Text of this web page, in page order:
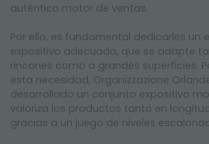
auténtico motor de ventas.
Por ello, es fundamental dedicarles un
expositivo adecuado, que se adapte
rincones como a grandes superficies.
esta necesidad, Organizzazione
desarrollado un conjunto expositivo
valoriza los productos tanto en
gracias a un juego de niveles